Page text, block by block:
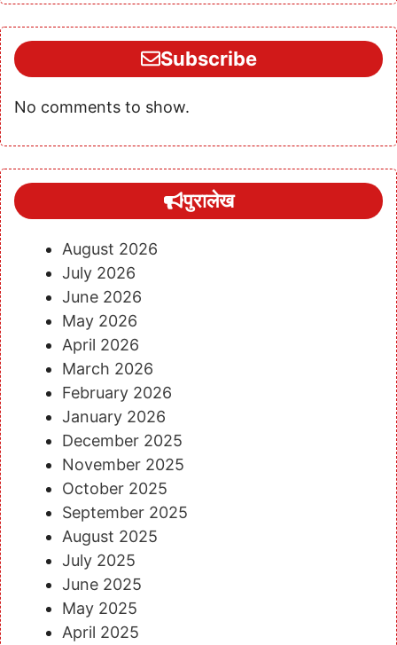
Subscribe
No comments to show.
पुरालेख
August 2026
July 2026
June 2026
May 2026
April 2026
March 2026
February 2026
January 2026
December 2025
November 2025
October 2025
September 2025
August 2025
July 2025
June 2025
May 2025
April 2025